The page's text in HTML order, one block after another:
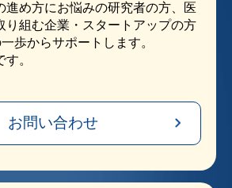
進め方にお悩みの研究者の方、医
り組む企業・スタートアップの方
歩からサポートします。
。
お問い合わせ